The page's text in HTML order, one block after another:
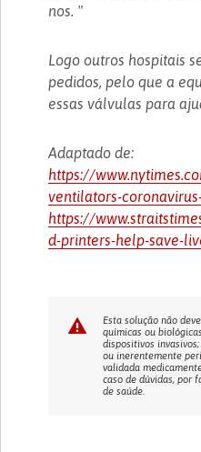
nos. "
Logo outros hospitais
pedidos, pelo que a
essas válvulas para
Adaptado de:
https://
ventilators-
https://
d-printers-help-save-
Esta solução não
químicas ou
dispositivos
ou inerentemente
validada
caso de dúvidas, por
de saúde.